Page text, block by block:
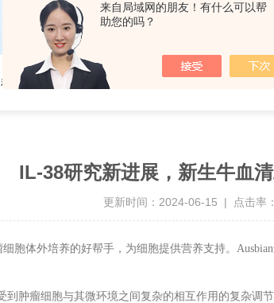
来自局域网的朋友！有什么可以帮
助您的吗？
研发展
IL-38研究新进展，新生牛血
更新时间：2024-06-15 | 点击率
胞体外培养的好帮手，为细胞提供营养支持。 Ausbian
肿瘤细胞与其微环境之间复杂的相互作用的复杂调